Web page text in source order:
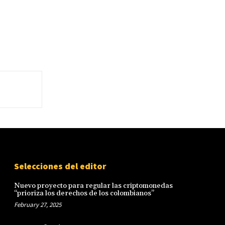
Selecciones del editor
Nuevo proyecto para regular las criptomonedas
“prioriza los derechos de los colombianos”
February 27, 2025